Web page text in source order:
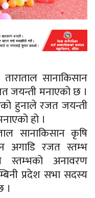
ताराताल सानाकिसान
जयन्ती मनाएको छ ।
हुनाले रजत जयन्ती
हो ।
सानाकिसानकृषि
अगाडि रजत स्तम्भ
अनावरण
प्रदेश सभा सदस्य
।